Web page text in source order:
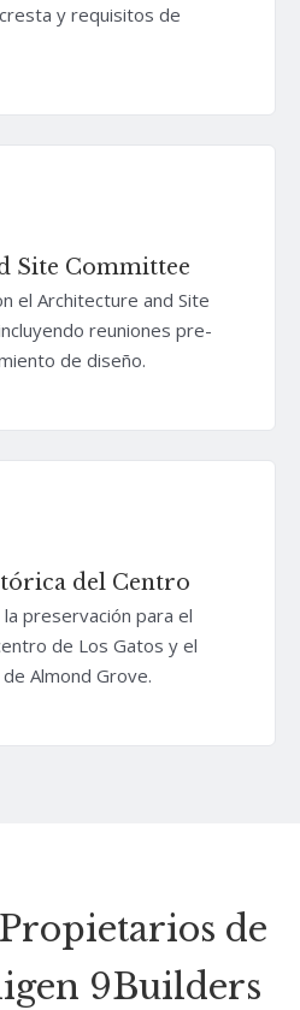
y requisitos de
Site Committee
el Architecture and Site
reuniones pre-
de diseño.
del Centro
preservación para el
de Los Gatos y el
Almond Grove.
de
9Builders